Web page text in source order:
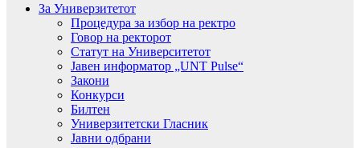
За Универзитетот
Процедура за избор на ректро
Говор на ректорот
Статут на Университетот
Јавен информатор „UNT Pulse“
Закони
Конкурси
Билтен
Универзитетски Гласник
Јавни одбрани